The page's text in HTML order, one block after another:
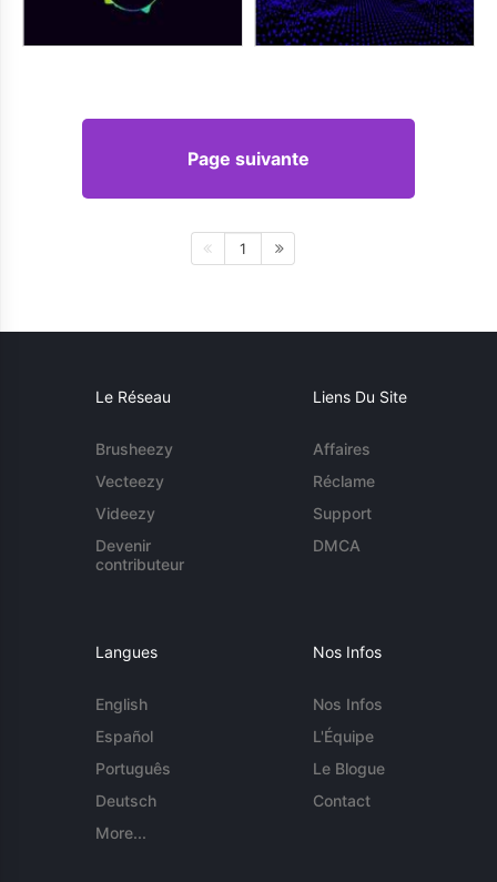
Page suivante
1
Le Réseau
Brusheezy
Vecteezy
Videezy
Devenir
contributeur
Liens Du Site
Affaires
Réclame
Support
DMCA
Langues
English
Español
Português
Deutsch
More...
Nos Infos
Nos Infos
L'Équipe
Le Blogue
Contact